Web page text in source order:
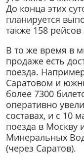
До конца этих
планируется
также 158
В то же время в
продаже есть
поезда.
Саратовом и
более 7300
оперативно
составах, и с 10
поезда в Москву
Минеральных
(через Саратов).